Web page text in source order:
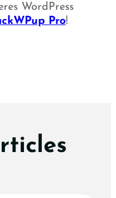
WordPress
Pro!